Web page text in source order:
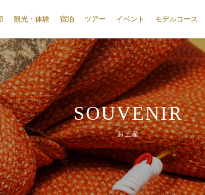
観光・体験 宿泊 ツアー イベント モデルコース
SOUVENIR
お土産